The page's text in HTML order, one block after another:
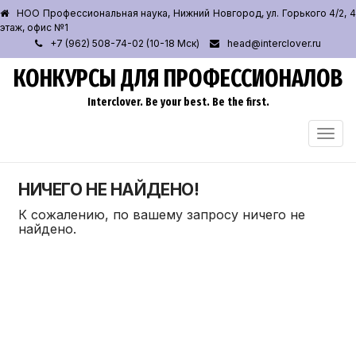
НОО Профессиональная наука, Нижний Новгород, ул. Горького 4/2, 4
этаж, офис №1
+7 (962) 508-74-02 (10-18 Мск)
head@interclover.ru
КОНКУРСЫ ДЛЯ ПРОФЕССИОНАЛОВ
Interclover. Be your best. Be the first.
НИЧЕГО НЕ НАЙДЕНО!
К сожалению, по вашему запросу ничего не
найдено.